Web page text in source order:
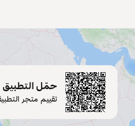
حمّل التطبيق
تقييم متجر